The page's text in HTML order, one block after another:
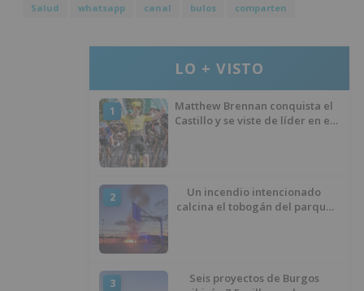
Salud whatsapp canal bulos comparten
LO + VISTO
1
Matthew Brennan conquista el
Castillo y se viste de líder en el
2
Un incendio intencionado
calcina el tobogán del parque
3
Seis proyectos de Burgos